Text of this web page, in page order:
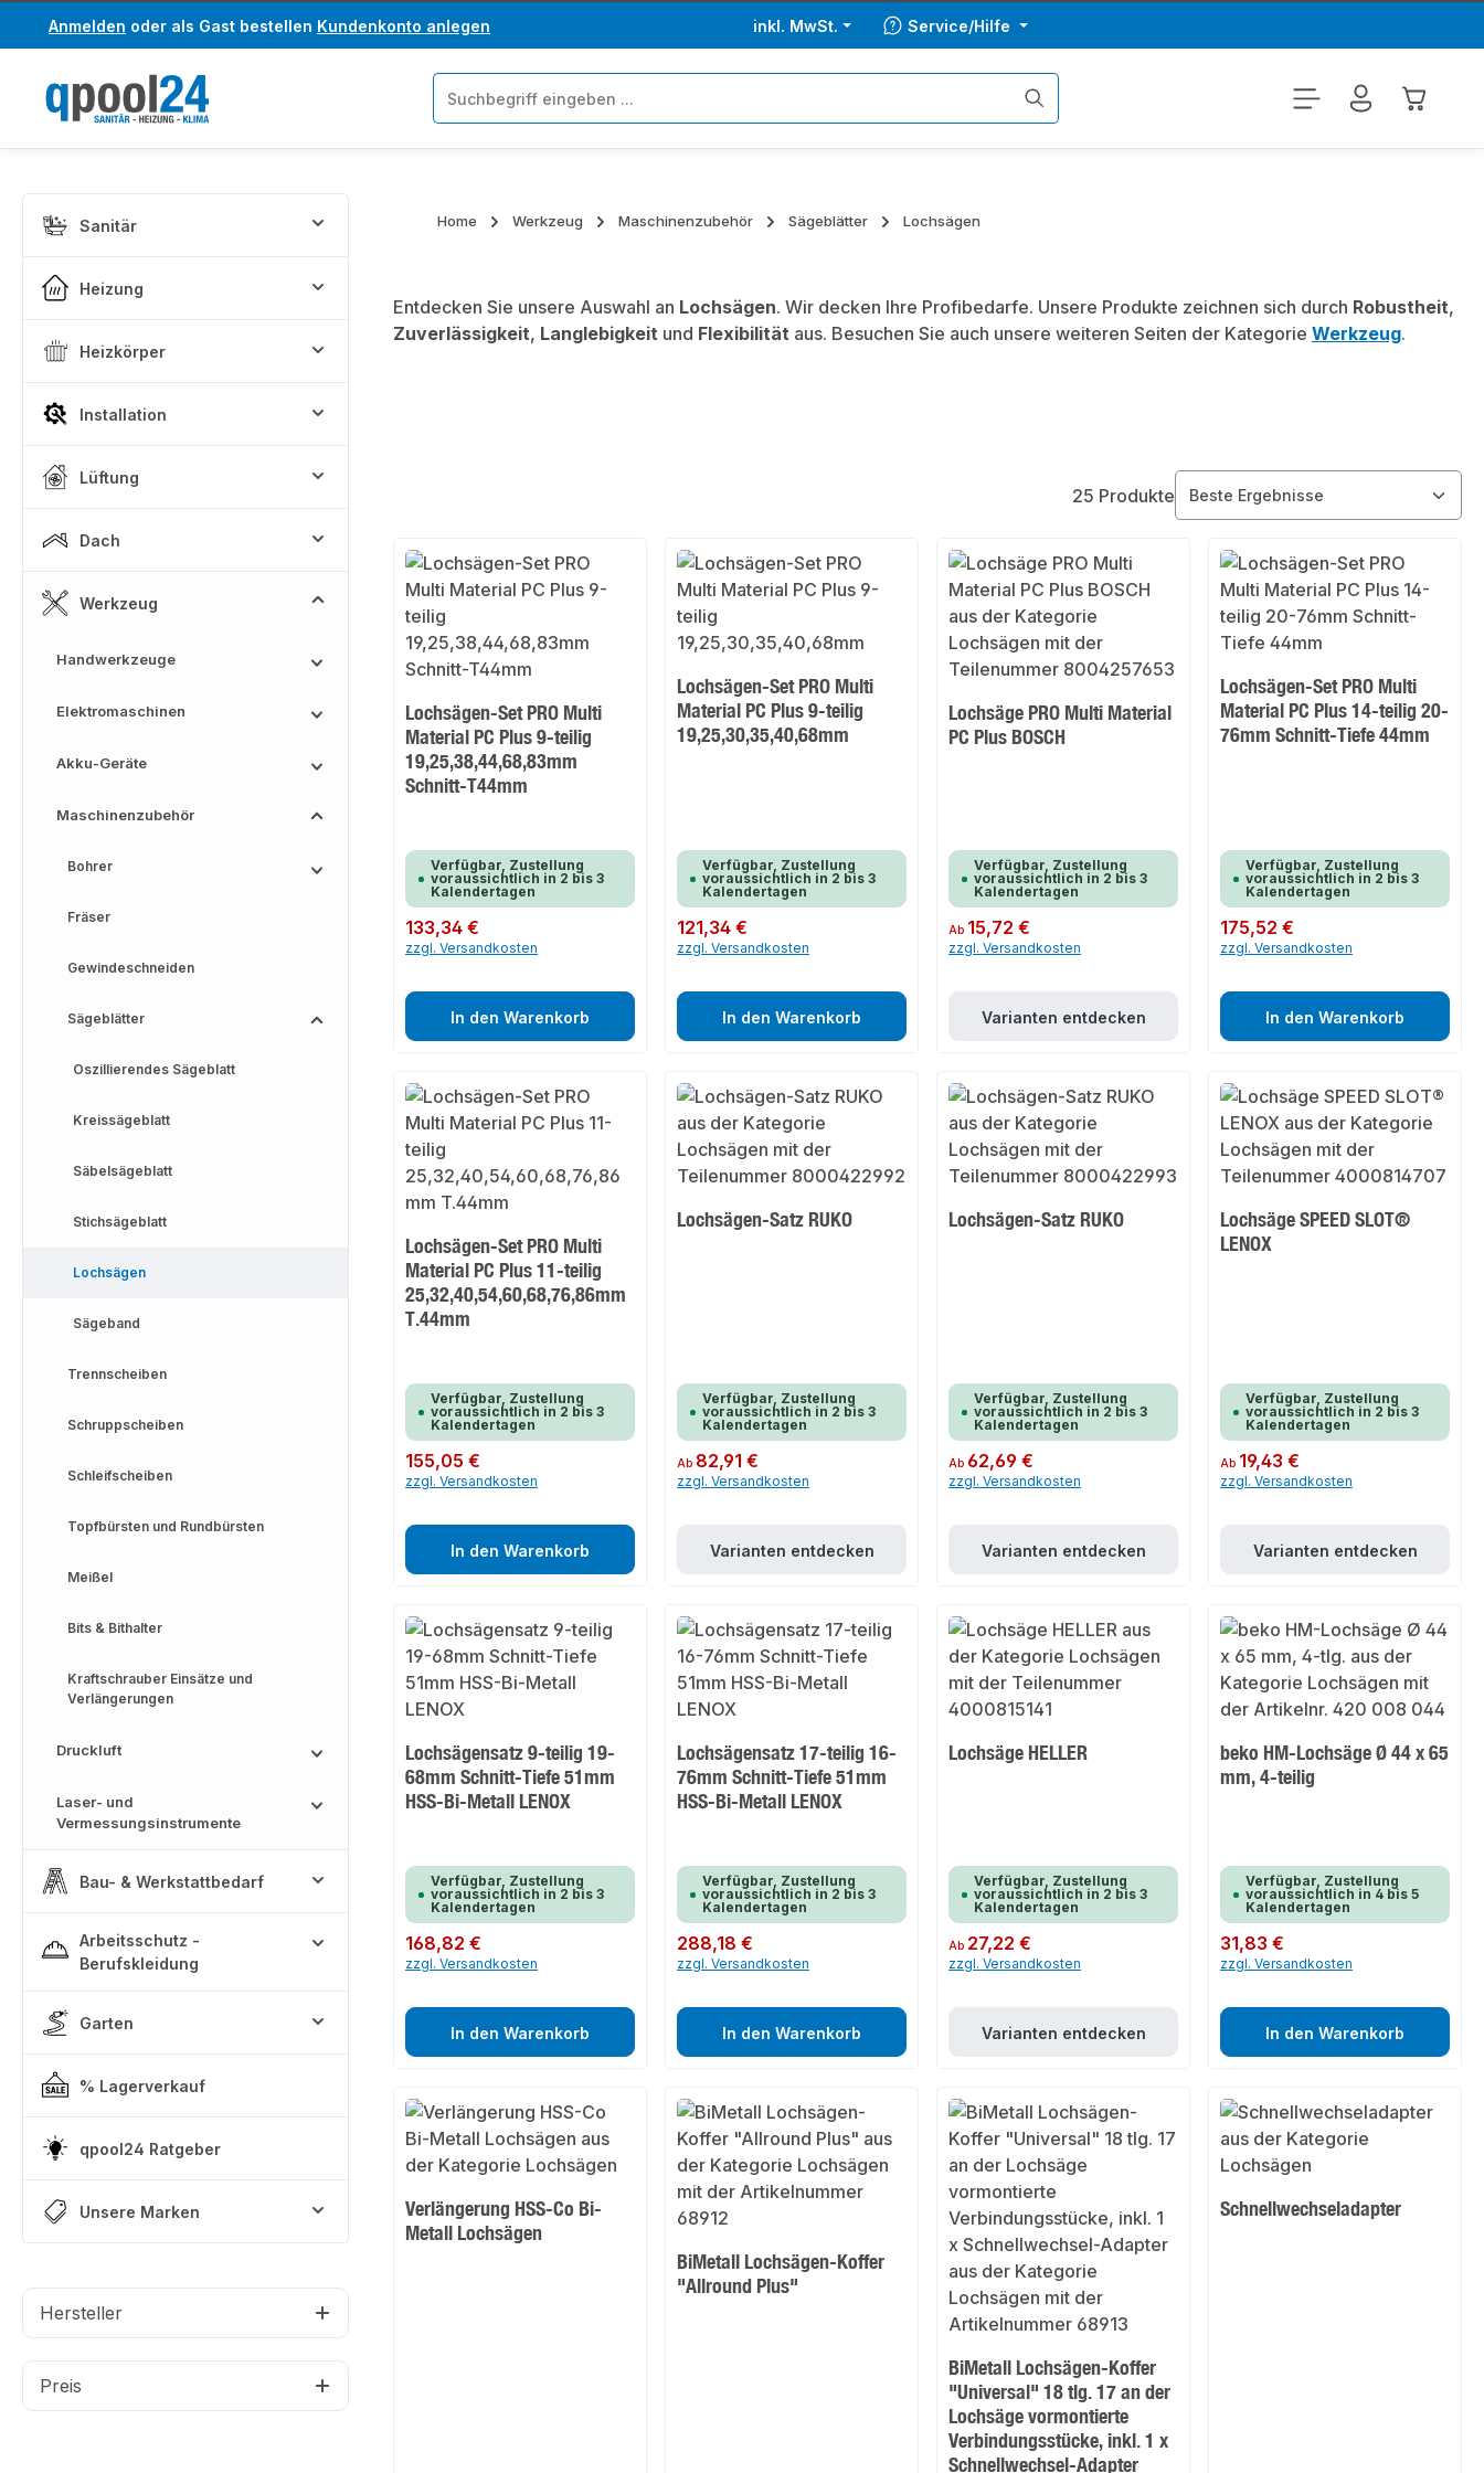
Hauptinhalt springen
Zur Suche springen
Anmelden oder als Gast bestellen Kundenkonto anlegen inkl. MwSt. Service/Hilfe
Sanitär
Heizung
Heizkörper
Installation
Lüftung
Dach
Werkzeug
Handwerkzeuge
Elektromaschinen
Akku-Geräte
Maschinenzubehör
Bohrer
Fräser
Gewindeschneiden
Sägeblätter
Oszillierendes Sägeblatt
Kreissägeblatt
Säbelsägeblatt
Stichsägeblatt
Lochsägen
Sägeband
Trennscheiben
Schruppscheiben
Schleifscheiben
Topfbürsten und Rundbürsten
Meißel
Bits & Bithalter
Kraftschrauber Einsätze und
Verlängerungen
Druckluft
Laser- und
Vermessungsinstrumente
Bau- & Werkstattbedarf
Arbeitsschutz -
Berufskleidung
Garten
% Lagerverkauf
qpool24 Ratgeber
Unsere Marken
Hersteller
Preis
Home Werkzeug Maschinenzubehör Sägeblätter Lochsägen
Entdecken Sie unsere Auswahl an Lochsägen. Wir decken Ihre Profibedarfe. Unsere Produkte zeichnen sich durch Robustheit,
Zuverlässigkeit, Langlebigkeit und Flexibilität aus. Besuchen Sie auch unsere weiteren Seiten der Kategorie Werkzeug.
25 Produkte
Lochsägen-Set PRO Multi
Material PC Plus 9-teilig
19,25,38,44,68,83mm
Schnitt-T44mm
Verfügbar, Zustellung
voraussichtlich in 2 bis 3
Kalendertagen
Regulärer Preis:
133,34 €
zzgl. Versandkosten
In den Warenkorb
Lochsägen-Set PRO Multi
Material PC Plus 9-teilig
19,25,30,35,40,68mm
Verfügbar, Zustellung
voraussichtlich in 2 bis 3
Kalendertagen
Regulärer Preis:
121,34 €
zzgl. Versandkosten
In den Warenkorb
Lochsäge PRO Multi Material
PC Plus BOSCH
Verfügbar, Zustellung
voraussichtlich in 2 bis 3
Kalendertagen
Regulärer Preis:
Ab 15,72 €
zzgl. Versandkosten
Varianten entdecken
Lochsägen-Set PRO Multi
Material PC Plus 14-teilig 20-
76mm Schnitt-Tiefe 44mm
Verfügbar, Zustellung
voraussichtlich in 2 bis 3
Kalendertagen
Regulärer Preis:
175,52 €
zzgl. Versandkosten
In den Warenkorb
Lochsägen-Set PRO Multi
Material PC Plus 11-teilig
25,32,40,54,60,68,76,86mm
T.44mm
Verfügbar, Zustellung
voraussichtlich in 2 bis 3
Kalendertagen
Regulärer Preis:
155,05 €
zzgl. Versandkosten
In den Warenkorb
Lochsägen-Satz RUKO
Verfügbar, Zustellung
voraussichtlich in 2 bis 3
Kalendertagen
Regulärer Preis:
Ab 82,91 €
zzgl. Versandkosten
Varianten entdecken
Lochsägen-Satz RUKO
Verfügbar, Zustellung
voraussichtlich in 2 bis 3
Kalendertagen
Regulärer Preis:
Ab 62,69 €
zzgl. Versandkosten
Varianten entdecken
Lochsäge SPEED SLOT®
LENOX
Verfügbar, Zustellung
voraussichtlich in 2 bis 3
Kalendertagen
Regulärer Preis:
Ab 19,43 €
zzgl. Versandkosten
Varianten entdecken
Lochsägensatz 9-teilig 19-
68mm Schnitt-Tiefe 51mm
HSS-Bi-Metall LENOX
Verfügbar, Zustellung
voraussichtlich in 2 bis 3
Kalendertagen
Regulärer Preis:
168,82 €
zzgl. Versandkosten
In den Warenkorb
Lochsägensatz 17-teilig 16-
76mm Schnitt-Tiefe 51mm
HSS-Bi-Metall LENOX
Verfügbar, Zustellung
voraussichtlich in 2 bis 3
Kalendertagen
Regulärer Preis:
288,18 €
zzgl. Versandkosten
In den Warenkorb
Lochsäge HELLER
Verfügbar, Zustellung
voraussichtlich in 2 bis 3
Kalendertagen
Regulärer Preis:
Ab 27,22 €
zzgl. Versandkosten
Varianten entdecken
beko HM-Lochsäge Ø 44 x 65
mm, 4-teilig
Verfügbar, Zustellung
voraussichtlich in 4 bis 5
Kalendertagen
Regulärer Preis:
31,83 €
zzgl. Versandkosten
In den Warenkorb
Verlängerung HSS-Co Bi-
Metall Lochsägen
BiMetall Lochsägen-Koffer
"Allround Plus"
BiMetall Lochsägen-Koffer
"Universal" 18 tlg. 17 an der
Lochsäge vormontierte
Verbindungsstücke, inkl. 1 x
Schnellwechsel-Adapter
Schnellwechseladapter